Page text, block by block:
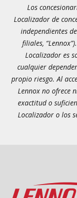
Los
Localizador de
independientes
filiales,
Localizador es
cualquier
propio riesgo. Al
Lennox no ofrece
exactitud o
Localizador o los